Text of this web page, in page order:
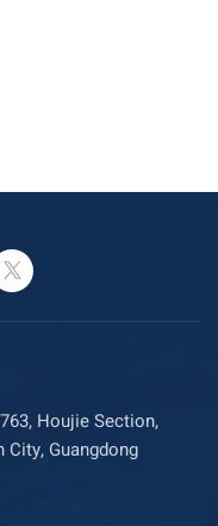
City, Guangdong